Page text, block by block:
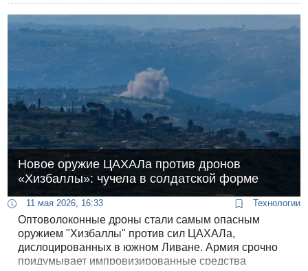
Новое оружие ЦАХАЛа против дронов
«Хизбаллы»: чучела в солдатской форме
11 мая 2026, 16:33 Технологии
Оптоволоконные дроны стали самым опасным
оружием "Хизбаллы" против сил ЦАХАЛа,
дислоцированных в южном Ливане. Армия срочно
придумывает импровизированные средства